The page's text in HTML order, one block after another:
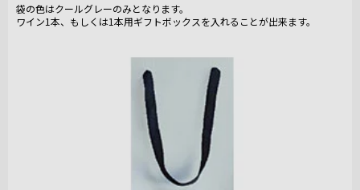
袋の色はクールグレーのみとなります。
ワイン1本、もしくは1本用ギフトボックスを入れることが出来ます。